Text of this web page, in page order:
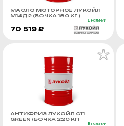
МАСЛО МОТОРНОЕ ЛУКОЙЛ
М14Д2 (БОЧКА 180 КГ.)
В наличии
70 519 ₽
АНТИФРИЗ ЛУКОЙЛ G11
GREEN (БОЧКА 220 КГ)
В наличии